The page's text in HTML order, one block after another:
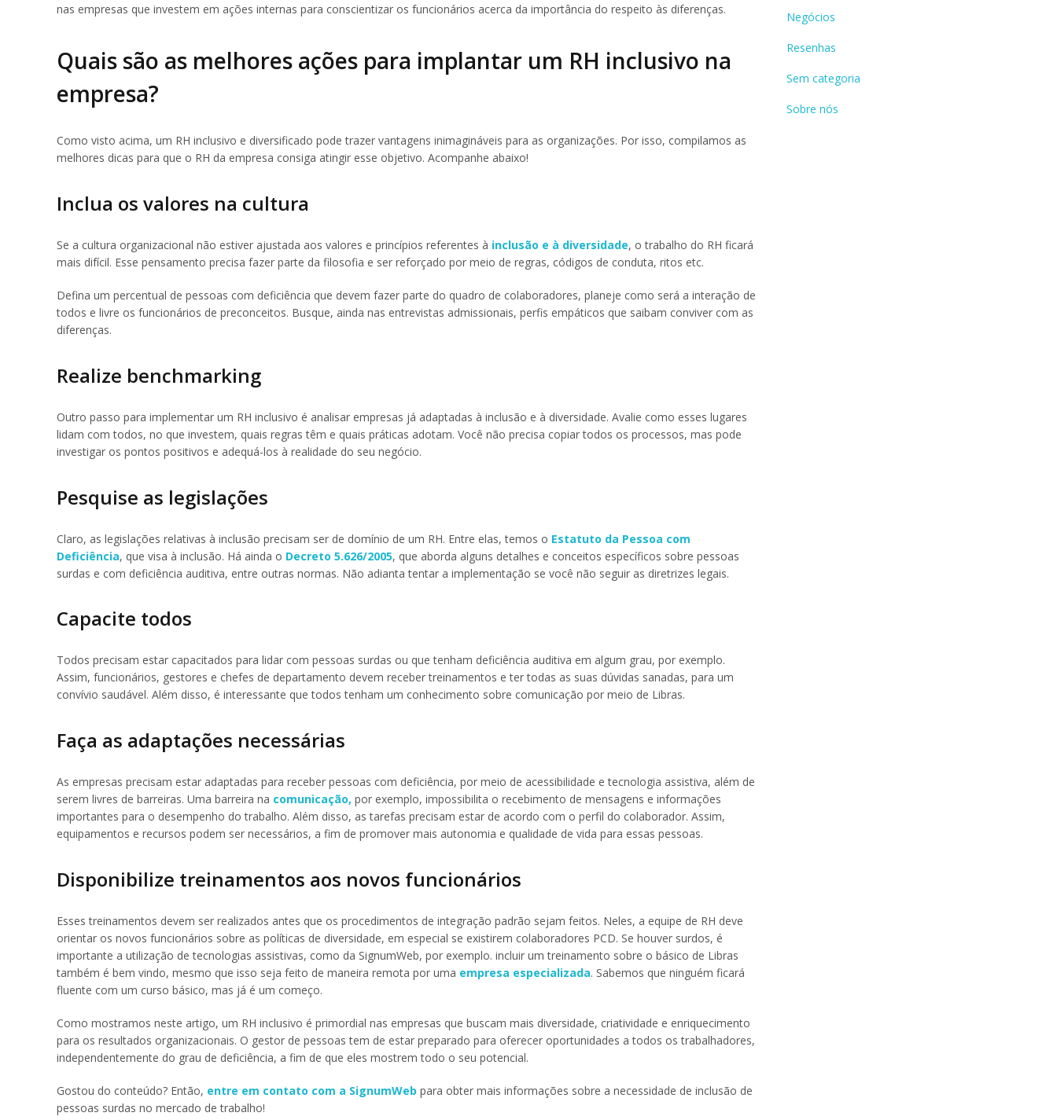
nas empresas que investem em ações internas para conscientizar os funcionários acerca da importância do respeito às diferenças.
Quais são as melhores ações para implantar um RH inclusivo na
empresa?
Como visto acima, um RH inclusivo e diversificado pode trazer vantagens inimagináveis para as organizações. Por isso, compilamos as
melhores dicas para que o RH da empresa consiga atingir esse objetivo. Acompanhe abaixo!
Inclua os valores na cultura
Se a cultura organizacional não estiver ajustada aos valores e princípios referentes à inclusão e à diversidade, o trabalho do RH ficará
mais difícil. Esse pensamento precisa fazer parte da filosofia e ser reforçado por meio de regras, códigos de conduta, ritos etc.
Defina um percentual de pessoas com deficiência que devem fazer parte do quadro de colaboradores, planeje como será a interação de
todos e livre os funcionários de preconceitos. Busque, ainda nas entrevistas admissionais, perfis empáticos que saibam conviver com as
diferenças.
Realize benchmarking
Outro passo para implementar um RH inclusivo é analisar empresas já adaptadas à inclusão e à diversidade. Avalie como esses lugares
lidam com todos, no que investem, quais regras têm e quais práticas adotam. Você não precisa copiar todos os processos, mas pode
investigar os pontos positivos e adequá-los à realidade do seu negócio.
Pesquise as legislações
Claro, as legislações relativas à inclusão precisam ser de domínio de um RH. Entre elas, temos o Estatuto da Pessoa com
Deficiência, que visa à inclusão. Há ainda o Decreto 5.626/2005, que aborda alguns detalhes e conceitos específicos sobre pessoas
surdas e com deficiência auditiva, entre outras normas. Não adianta tentar a implementação se você não seguir as diretrizes legais.
Capacite todos
Todos precisam estar capacitados para lidar com pessoas surdas ou que tenham deficiência auditiva em algum grau, por exemplo.
Assim, funcionários, gestores e chefes de departamento devem receber treinamentos e ter todas as suas dúvidas sanadas, para um
convívio saudável. Além disso, é interessante que todos tenham um conhecimento sobre comunicação por meio de Libras.
Faça as adaptações necessárias
As empresas precisam estar adaptadas para receber pessoas com deficiência, por meio de acessibilidade e tecnologia assistiva, além de
serem livres de barreiras. Uma barreira na comunicação, por exemplo, impossibilita o recebimento de mensagens e informações
importantes para o desempenho do trabalho. Além disso, as tarefas precisam estar de acordo com o perfil do colaborador. Assim,
equipamentos e recursos podem ser necessários, a fim de promover mais autonomia e qualidade de vida para essas pessoas.
Disponibilize treinamentos aos novos funcionários
Esses treinamentos devem ser realizados antes que os procedimentos de integração padrão sejam feitos. Neles, a equipe de RH deve
orientar os novos funcionários sobre as políticas de diversidade, em especial se existirem colaboradores PCD. Se houver surdos, é
importante a utilização de tecnologias assistivas, como da SignumWeb, por exemplo. incluir um treinamento sobre o básico de Libras
também é bem vindo, mesmo que isso seja feito de maneira remota por uma empresa especializada. Sabemos que ninguém ficará
fluente com um curso básico, mas já é um começo.
Como mostramos neste artigo, um RH inclusivo é primordial nas empresas que buscam mais diversidade, criatividade e enriquecimento
para os resultados organizacionais. O gestor de pessoas tem de estar preparado para oferecer oportunidades a todos os trabalhadores,
independentemente do grau de deficiência, a fim de que eles mostrem todo o seu potencial.
Gostou do conteúdo? Então, entre em contato com a SignumWeb para obter mais informações sobre a necessidade de inclusão de
pessoas surdas no mercado de trabalho!
Negócios
Resenhas
Sem categoria
Sobre nós